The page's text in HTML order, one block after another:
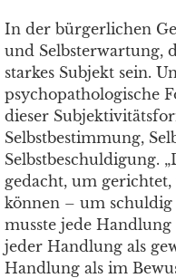
In der bürgerlichen
und Selbsterwartung,
starkes Subjekt sein.
psychopathologische
dieser
Selbstbestimmung,
Selbstbeschuldigung.
gedacht, um
können – um
musste jede
jeder Handlung als
Handlung als im